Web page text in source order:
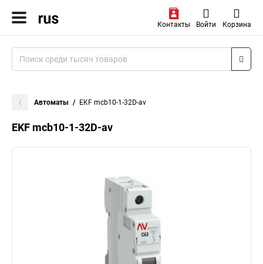
Контакты Войти Корзина
Автоматы EKF mcb10-1-32D-av
EKF mcb10-1-32D-av